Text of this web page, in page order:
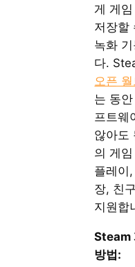
게 게
저장할
녹화
다.
오픈
는 동
프트웨
않아도
의 게
플레이
장, 친
지원합
Steam
방법: